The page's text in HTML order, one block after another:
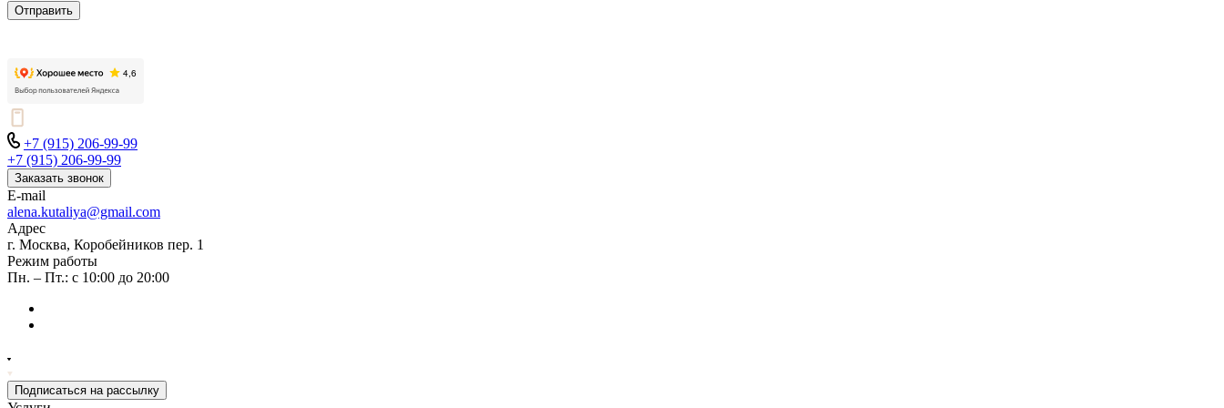
Отправить
+7 (915) 206-99-99
+7 (915) 206-99-99
Заказать звонок
E-mail
alena.kutaliya@gmail.com
Адрес
г. Москва, Коробейников пер. 1
Режим работы
Пн. – Пт.: с 10:00 до 20:00
Подписаться на рассылку